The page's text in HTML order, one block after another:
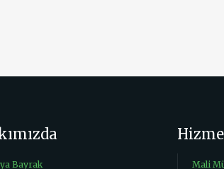
Bayrak Mali